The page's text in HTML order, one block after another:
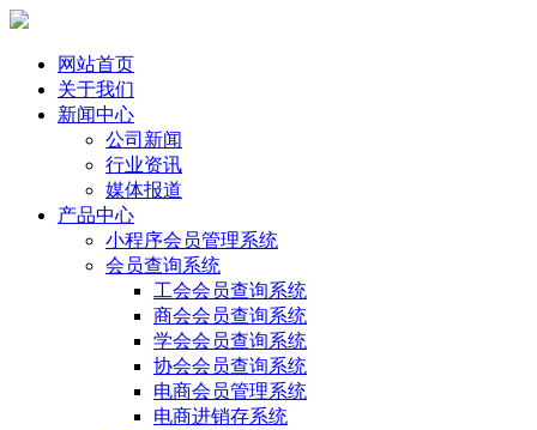
网站首页
关于我们
新闻中心
公司新闻
行业资讯
媒体报道
产品中心
小程序会员管理系统
会员查询系统
工会会员查询系统
商会会员查询系统
学会会员查询系统
协会会员查询系统
电商会员管理系统
电商进销存系统